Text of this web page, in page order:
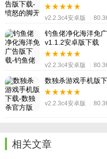
v2.2.3c4安卓版
钓鱼佬净化海洋免
v1.1.2安卓版下载
v2.2.3c4安卓版
数独杀游戏手机版
v2.2.3c4安卓版
相关文章